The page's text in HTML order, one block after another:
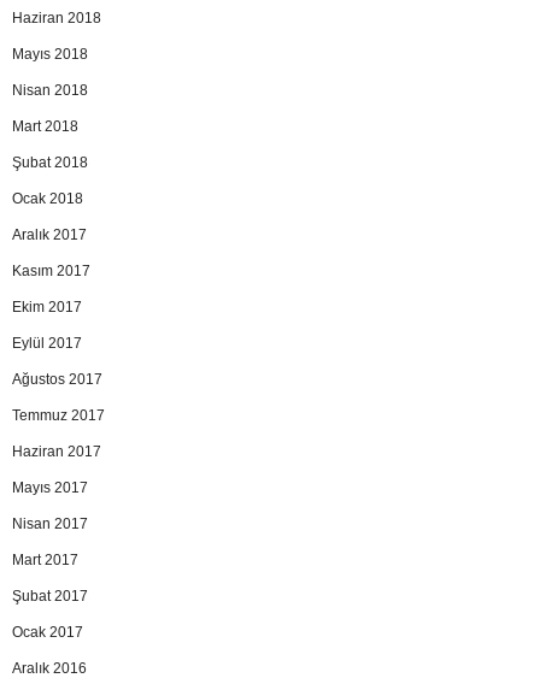
Haziran 2018
Mayıs 2018
Nisan 2018
Mart 2018
Şubat 2018
Ocak 2018
Aralık 2017
Kasım 2017
Ekim 2017
Eylül 2017
Ağustos 2017
Temmuz 2017
Haziran 2017
Mayıs 2017
Nisan 2017
Mart 2017
Şubat 2017
Ocak 2017
Aralık 2016